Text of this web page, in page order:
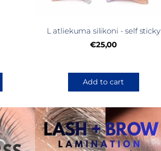
L atliekuma silikoni - self sticky
€25,00
Add to cart